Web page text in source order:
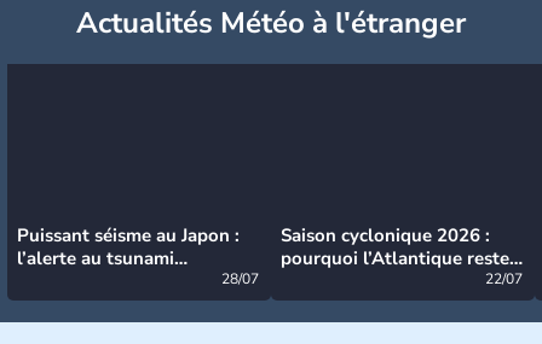
Actualités Météo à l'étranger
Puissant séisme au Japon :
l’alerte au tsunami
28/07
Saison cyclonique 2026 :
pourquoi l’Atlantique reste
22/07